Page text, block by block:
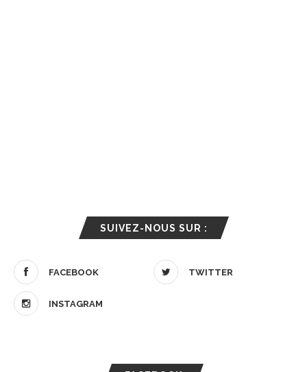
SUIVEZ-NOUS SUR :
FACEBOOK TWITTER
INSTAGRAM